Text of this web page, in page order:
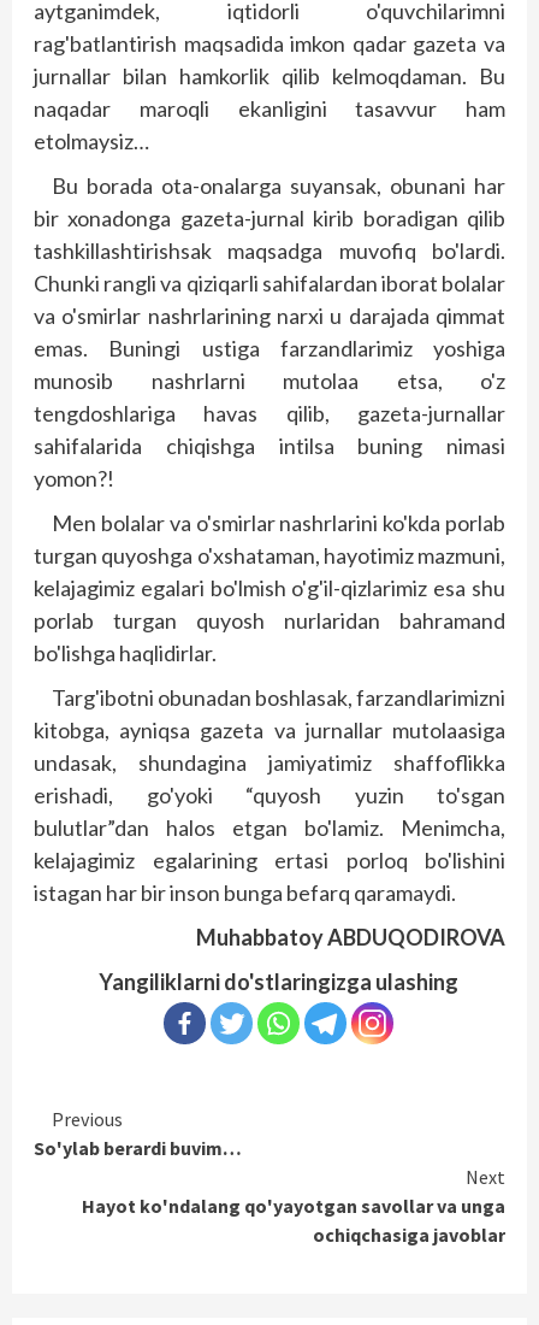
aytganimdek, iqtidorli o'quvchilarimni
rag'batlantirish maqsadida imkon qadar gazeta va
jurnallar bilan hamkorlik qilib kelmoqdaman. Bu
naqadar maroqli ekanligini tasavvur ham
etolmaysiz…
Bu borada ota-onalarga suyansak, obunani har
bir xonadonga gazeta-jurnal kirib boradigan qilib
tashkillashtirishsak maqsadga muvofiq bo'lardi.
Chunki rangli va qiziqarli sahifalardan iborat bolalar
va o'smirlar nashrlarining narxi u darajada qimmat
emas. Buningi ustiga farzandlarimiz yoshiga
munosib nashrlarni mutolaa etsa, o'z
tengdoshlariga havas qilib, gazeta-jurnallar
sahifalarida chiqishga intilsa buning nimasi
yomon?!
Men bolalar va o'smirlar nashrlarini ko'kda porlab
turgan quyoshga o'xshataman, hayotimiz mazmuni,
kelajagimiz egalari bo'lmish o'g'il-qizlarimiz esa shu
porlab turgan quyosh nurlaridan bahramand
bo'lishga haqlidirlar.
Targ'ibotni obunadan boshlasak, farzandlarimizni
kitobga, ayniqsa gazeta va jurnallar mutolaasiga
undasak, shundagina jamiyatimiz shaffoflikka
erishadi, go'yoki “quyosh yuzin to'sgan
bulutlar”dan halos etgan bo'lamiz. Menimcha,
kelajagimiz egalarining ertasi porloq bo'lishini
istagan har bir inson bunga befarq qaramaydi.
Muhabbatoy ABDUQODIROVA
Yangiliklarni do'stlaringizga ulashing
Continue
Reading
Previous
So'ylab berardi buvim…
Next
Hayot ko'ndalang qo'yayotgan savollar va unga
ochiqchasiga javoblar